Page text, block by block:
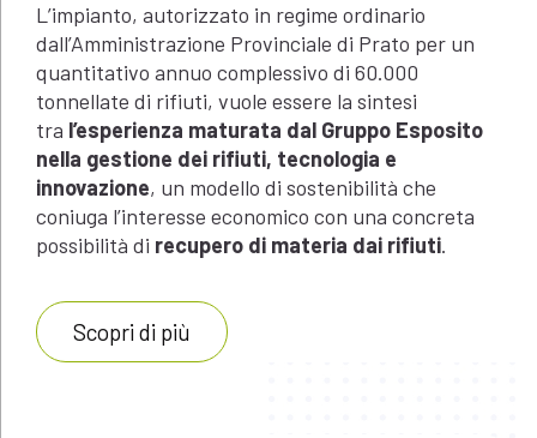
L’impianto, autorizzato in regime ordinario
dall’Amministrazione Provinciale di Prato per un
quantitativo annuo complessivo di 60.000
tonnellate di rifiuti, vuole essere la sintesi
tra l’esperienza maturata dal Gruppo Esposito
nella gestione dei rifiuti, tecnologia e
innovazione, un modello di sostenibilità che
coniuga l’interesse economico con una concreta
possibilità di recupero di materia dai rifiuti.
Scopri di più